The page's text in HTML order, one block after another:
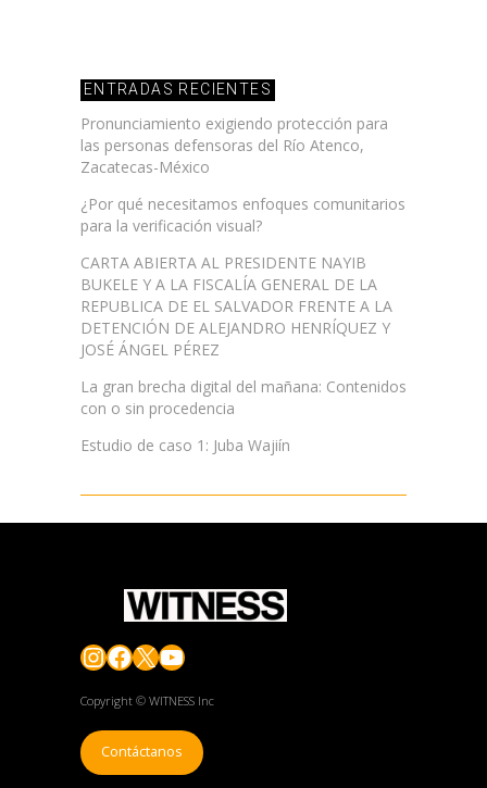
ENTRADAS RECIENTES
Pronunciamiento exigiendo protección para
las personas defensoras del Río Atenco,
Zacatecas-México
¿Por qué necesitamos enfoques comunitarios
para la verificación visual?
CARTA ABIERTA AL PRESIDENTE NAYIB
BUKELE Y A LA FISCALÍA GENERAL DE LA
REPUBLICA DE EL SALVADOR FRENTE A LA
DETENCIÓN DE ALEJANDRO HENRÍQUEZ Y
JOSÉ ÁNGEL PÉREZ
La gran brecha digital del mañana: Contenidos
con o sin procedencia
Estudio de caso 1: Juba Wajiín
Instagram
Facebook
X YouTube
Copyright © WITNESS Inc
Contáctanos